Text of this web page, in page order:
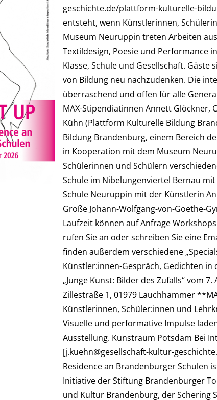
geschichte.de/plattform-kulturelle-
entsteht, wenn Künstlerinnen,
Museum Neuruppin treten Arbeiten
Textildesign, Poesie und Performance
Klasse, Schule und Gesellschaft.
von Bildung neu nachzudenken. Die
überraschend und offen für alle
MAX-Stipendiatinnen Annett Glöckner,
Kühn (Plattform Kulturelle Bildung
Bildung Brandenburg, einem Bereich
in Kooperation mit dem Museum
Schülerinnen und Schülern
Schule im Nibelungenviertel Bernau
Schule Neuruppin mit der Künstlerin
Große Johann-Wolfgang-von-Goethe-
Laufzeit können auf Anfrage
rufen Sie an oder schreiben Sie eine
finden außerdem verschiedene
Künstler:innen-Gespräch, Gedichten
„Junge Kunst: Bilder des Zufalls“ vom
Zillestraße 1, 01979 Lauchhammer
Künstlerinnen, Schüler:innen und
Visuelle und performative Impulse
Ausstellung. Kunstraum Potsdam Bei
[j.kuehn@gesellschaft-kultur-
Residence an Brandenburger Schulen
Initiative der Stiftung Brandenburger
und Kultur Brandenburg, der Schering